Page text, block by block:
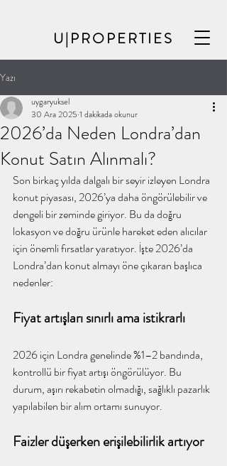
U|PROPERTIES
Yazı
2026’da Neden Londra’dan
Konut Satın Alınmalı?
uygaryuksel
30 Ara 2025 1 dakikada okunur
Son birkaç yılda dalgalı bir seyir izleyen Londra
konut piyasası, 2026’ya daha öngörülebilir ve
dengeli bir zeminde giriyor. Bu da doğru
lokasyon ve doğru ürünle hareket eden alıcılar
için önemli fırsatlar yaratıyor. İşte 2026’da
Londra’dan konut almayı öne çıkaran başlıca
nedenler:
Fiyat artışları sınırlı ama istikrarlı
2026 için Londra genelinde %1–2 bandında,
kontrollü bir fiyat artışı öngörülüyor. Bu
durum, aşırı rekabetin olmadığı, sağlıklı pazarlık
yapılabilen bir alım ortamı sunuyor.
Faizler düşerken erişilebilirlik artıyor